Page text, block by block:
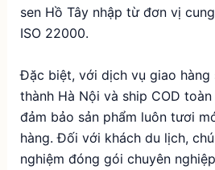
sen Hồ Tây nhập từ đơn vị
ISO 22000.
Đặc biệt, với dịch vụ giao
thành Hà Nội và ship COD
đảm bảo sản phẩm luôn tươi
hàng. Đối với khách du lịch,
nghiệm đóng gói chuyên